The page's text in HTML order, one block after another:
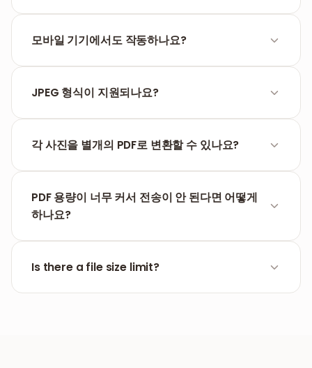
을 자동으로 영구 삭제합니다.
모바일 기기에서도 작동하나요?
(Chrome, Safari)에서 작동하도록 최적화되어 있습니
JPEG 형식이 지원되나요?
장자 모두 완벽하게 지원합니다.
각 사진을 별개의 PDF로 변환할 수 있나요?
별 파일로 받을 수 있습니다.
PDF 용량이 너무 커서 전송이 안 된다면 어떻게
하나요?
축 도구 사용을 적극 권장합니다.
Is there a file size limit?